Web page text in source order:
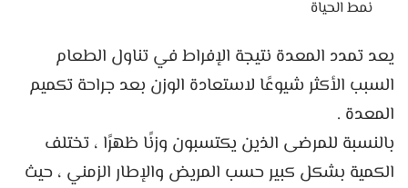
نمط الحياة
يعد تمدد المعدة نتيجة الإفراط في تناول الطعام
السبب الأكثر شيوعًا لاستعادة الوزن بعد جراحة تكميم
المعدة .
بالنسبة للمرضى الذين يكتسبون وزنًا ظهرًا ، تختلف
الكمية بشكل كبير حسب المريض والإطار الزمني ، حيث